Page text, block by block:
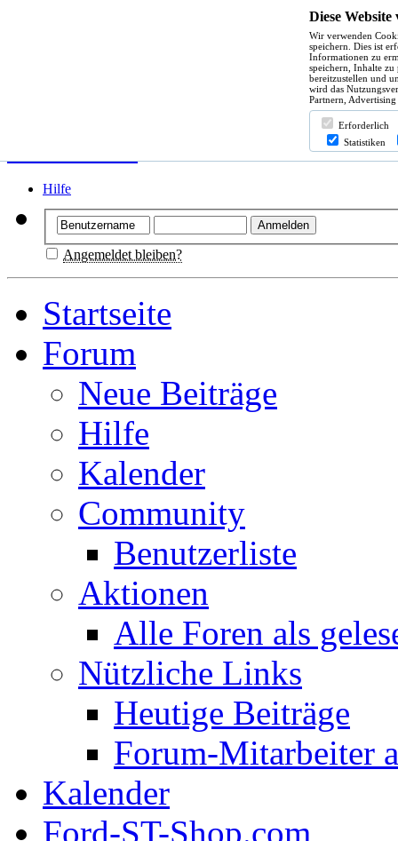
Hilfe
Angemeldet bleiben?
Startseite
Forum
Neue Beiträge
Hilfe
Kalender
Community
Benutzerliste
Aktionen
Alle Foren als
Nützliche Links
Heutige Beiträge
Forum-Mitarbeiter
Kalender
Ford-ST-Shop.com
Diese
Wir verwenden
speichern. Dies ist
Informationen zu
speichern, Inhalte
bereitzustellen und
wird das
Partnern,
Erforderlich
Statistiken